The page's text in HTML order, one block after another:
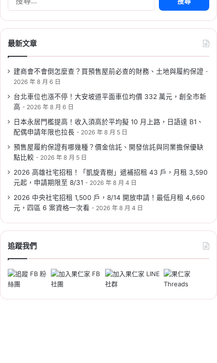
半年賺逾 2.2 兆元，新制勞退收
益率 28.19%
Tag:勞保,勞動部
2026-08-04
包租代管龍頭兆基爆財務爭議！
房東與房客現在該怎麼辦？
Tag:兆基事件,包租代管,包租代管優缺點,社宅
2026-08-03
尋
最新文章
建商會不會倒怎麼查？買預售屋前必查的財務、土地與履約保證
2026 年 8 月 6 日
台北車位也漲不停！大安坡道平面車位均價 332 萬元，創全市新
高
2026 年 8 月 6 日
日本永居門檻提高！收入須高於平均擬 10 月上路，日語達 B1、
配偶申請年限也拉長
2026 年 8 月 5 日
預售屋履約保證有哪幾種？價金信託、開發信託與同業擔保優缺
點比較
2026 年 8 月 5 日
2026 高雄社宅招租！「凱旋青樹」遞補招租 43 戶，月租 3,590
元起，申請期限至 8/31
2026 年 8 月 4 日
2026 中央社宅招租 1,500 戶，8/14 開放申請！最低月租 4,660
元，四區 6 案資格一次看
2026 年 8 月 4 日
追蹤我們